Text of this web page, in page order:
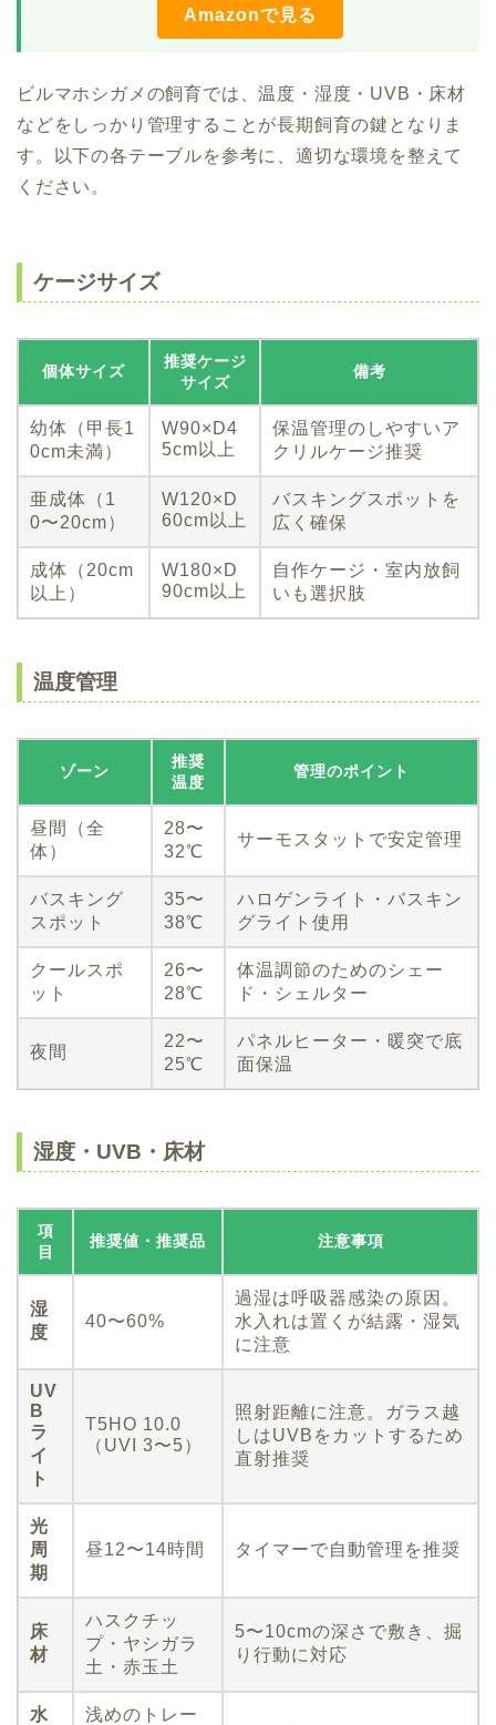
Amazonで見る
ビルマホシガメの飼育では、温度・湿度・UVB・床材
などをしっかり管理することが長期飼育の鍵となりま
す。以下の各テーブルを参考に、適切な環境を整えて
ください。
ケージサイズ
個体サイズ
推奨ケージ
サイズ
備考
幼体（甲長1
0cm未満）
W90×D4
5cm以上
保温管理のしやすいア
クリルケージ推奨
亜成体（1
0〜20cm）
W120×D
60cm以上
バスキングスポットを
広く確保
成体（20cm
以上）
W180×D
90cm以上
自作ケージ・室内放飼
いも選択肢
温度管理
ゾーン
推奨
温度
管理のポイント
昼間（全
体）
28〜
32℃
サーモスタットで安定管理
バスキング
スポット
35〜
38℃
ハロゲンライト・バスキン
グライト使用
クールスポ
ット
26〜
28℃
体温調節のためのシェー
ド・シェルター
夜間
22〜
25℃
パネルヒーター・暖突で底
面保温
湿度・UVB・床材
項
目
推奨値・推奨品 注意事項
湿
度
40〜60%
過湿は呼吸器感染の原因。
水入れは置くが結露・湿気
に注意
UV
B
ラ
イ
ト
T5HO 10.0
（UVI 3〜5）
照射距離に注意。ガラス越
しはUVBをカットするため
直射推奨
光
周
期
昼12〜14時間 タイマーで自動管理を推奨
床
材
ハスクチッ
プ・ヤシガラ
土・赤玉土
5〜10cmの深さで敷き、掘
り行動に対応
水
浅めのトレー